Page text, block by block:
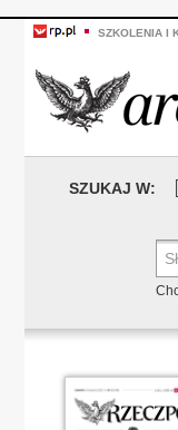
SZKOLENIA I
SZUKAJ W: